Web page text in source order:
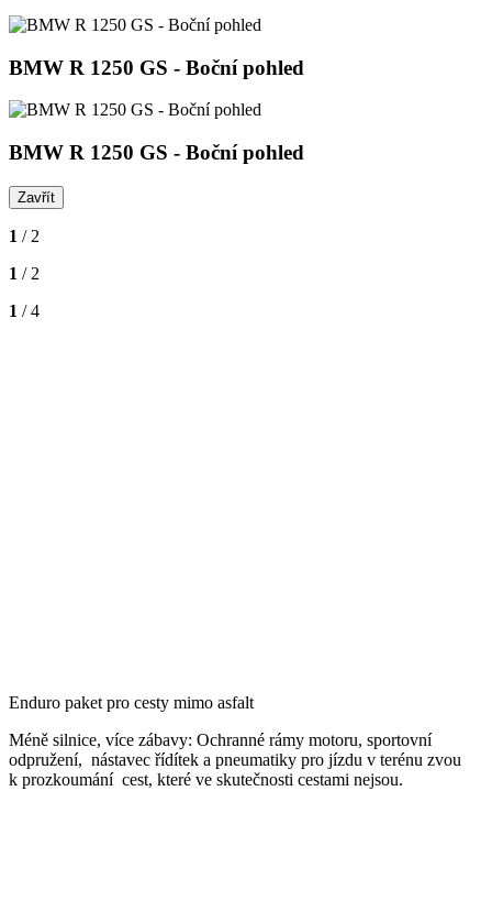
BMW R 1250 GS - Boční pohled
BMW R 1250 GS - Boční pohled
Zavřít
1 / 2
1 / 2
1 / 4
Enduro paket pro cesty mimo asfalt
Méně silnice, více zábavy: Ochranné rámy motoru, sportovní
odpružení, nástavec řídítek a pneumatiky pro jízdu v terénu zvou
k prozkoumání cest, které ve skutečnosti cestami nejsou.